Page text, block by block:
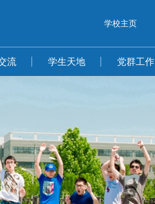
学校主页
流 学生天地 党群工作